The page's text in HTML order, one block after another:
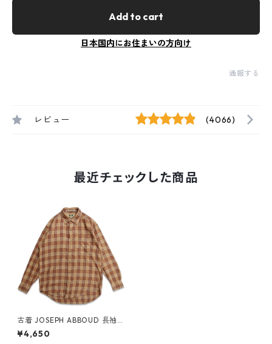
Add to cart
日本国内にお住まいの方向け
通報する
レビュー (4066)
最近チェックした商品
古着 JOSEPH ABBOUD 長袖シ
ャツ チェック ブラウン系 表
記：S gd407352n w50929
¥4,650